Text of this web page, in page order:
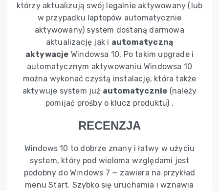
którzy aktualizują swój legalnie aktywowany (lub
w przypadku laptopów automatycznie
aktywowany) system dostaną darmowa
aktualizację jak i automatyczną
aktywacje Windowsa 10. Po takim upgrade i
automatycznym aktywowaniu Windowsa 10
można wykonać czystą instalację, która także
aktywuje system już automatycznie (należy
pomijać prośby o klucz produktu) .
RECENZJA
Windows 10 to dobrze znany i łatwy w użyciu
system, który pod wieloma względami jest
podobny do Windows 7 — zawiera na przykład
menu Start. Szybko się uruchamia i wznawia